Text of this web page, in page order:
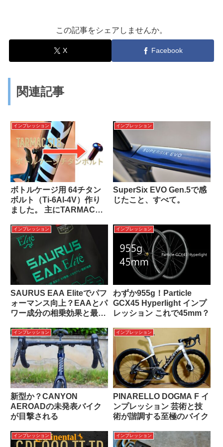
この記事をシェアしませんか。
X Facebook
関連記事
インプレッション
ボトルケージ用 64チタン
ボルト（Ti-6Al-4V）作り
ました。 主にTARMAC
インプレッション
SuperSix EVO Gen.5で感
じたこと、すべて。
インプレッション
SAURUS EAA Eliteでパフ
ォーマンス向上？EAAとパ
ワー成分の相乗効果と最適
インプレッション
わずか955g！Particle
GCX45 Hyperlight インプ
レッション これで45mm？
インプレッション
新型か？CANYON
AEROADの未発表バイク
が目撃される
インプレッション
PINARELLO DOGMA F イ
ンプレッション 芸術と技
術が諧調する至極のバイク
インプレッション インプレッション